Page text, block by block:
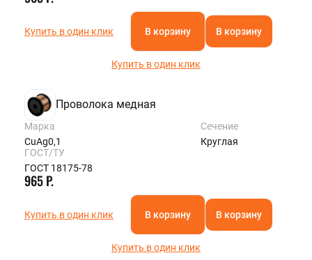
Купить в один клик В корзину В корзину
Купить в один клик
Проволока медная
Марка
CuAg0,1
Сечение
Круглая
ГОСТ/ТУ
ГОСТ 18175-78
965 Р.
Купить в один клик В корзину В корзину
Купить в один клик